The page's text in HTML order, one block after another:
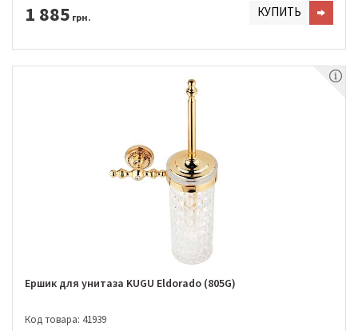
1 885 грн. КУПИТЬ
Ершик для унитаза KUGU Eldorado (805G)
Код товара: 41939